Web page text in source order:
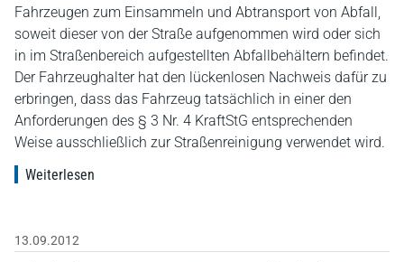
Fahrzeugen zum Einsammeln und Abtransport von Abfall,
soweit dieser von der Straße aufgenommen wird oder sich
in im Straßenbereich aufgestellten Abfallbehältern befindet.
Der Fahrzeughalter hat den lückenlosen Nachweis dafür zu
erbringen, dass das Fahrzeug tatsächlich in einer den
Anforderungen des § 3 Nr. 4 KraftStG entsprechenden
Weise ausschließlich zur Straßenreinigung verwendet wird.
Weiterlesen
13.09.2012